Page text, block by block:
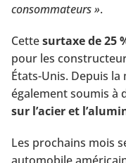
consommateurs ».
Cettesurtaxe de 25
pour les
États-Unis. Depuis
également soumis à
sur l’acier et
Les prochains mois